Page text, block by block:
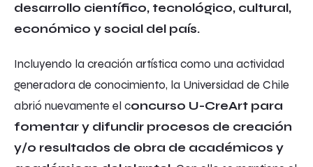
desarrollo científico, tecnológico, cultural,
económico y social del país.
Incluyendo la creación artística como una actividad
generadora de conocimiento, la Universidad de Chile
abrió nuevamente el concurso U-CreArt para
fomentar y difundir procesos de creación
y/o resultados de obra de académicos y